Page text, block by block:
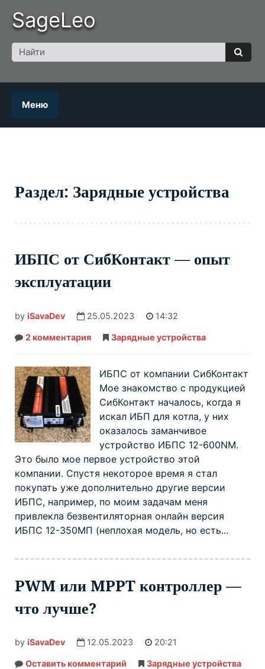
content
SageLeo
для
Меню
Раздел: Зарядные устройства
ИБПС от СибКонтакт — опыт
эксплуатации
by iSavaDev 25.05.2023 14:32
2 комментария
СибКонтакт
опыт
эксплуатации
Зарядные устройства
ИБПС от компании СибКонтакт
Мое знакомство с продукцией
СибКонтакт началось, когда я
искал ИБП для котла, у них
оказалось заманчивое
устройство ИБПС 12-600NM.
Это было мое первое устройство этой
компании. Спустя некоторое время я стал
покупать уже дополнительно другие версии
ИБПС, например, по моим задачам меня
привлекла безвентиляторная онлайн версия
ИБПС 12-350МП (неплохая модель, но есть...
PWM или MPPT контроллер —
что лучше?
by iSavaDev 12.05.2023 20:21
Оставить комментарий PWMЗарядные устройства